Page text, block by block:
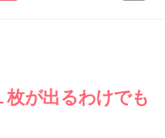
が出るわけでも